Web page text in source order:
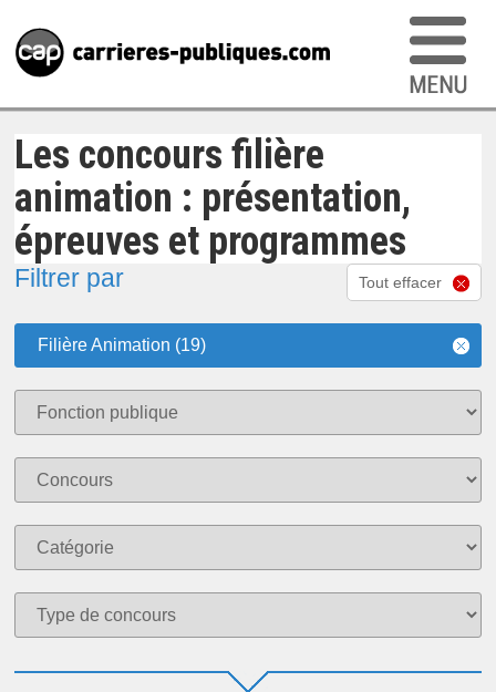
Les concours filière
animation : présentation,
épreuves et programmes
Filtrer par Tout effacer
Filière Animation (19)